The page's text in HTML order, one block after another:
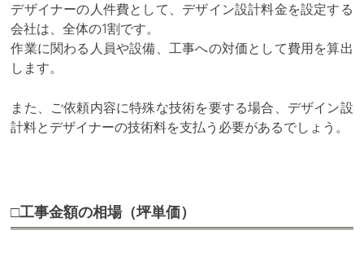
デザイナーの人件費として、デザイン設計料金を設定する
会社は、全体の1割です。
作業に関わる人員や設備、工事への対価として費用を算出
します。
また、ご依頼内容に特殊な技術を要する場合、デザイン設
計料とデザイナーの技術料を支払う必要があるでしょう。
□工事金額の相場（坪単価）